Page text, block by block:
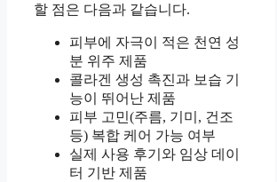
할 점은 다음과 같습니다.
피부에 자극이 적은 천연 성
분 위주 제품
콜라겐 생성 촉진과 보습 기
능이 뛰어난 제품
피부 고민(주름, 기미, 건조
등) 복합 케어 가능 여부
실제 사용 후기와 임상 데이
터 기반 제품